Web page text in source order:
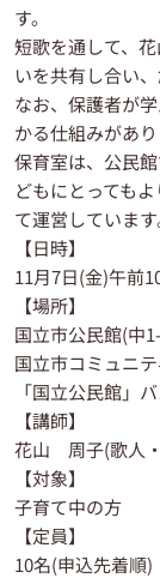
す。
短歌を通して、
いを共有し合い
なお、保護者が
かる仕組みがあり
保育室は、公民
どもにとっても
て運営しています
【日時】
11月7日(金)午前
【場所】
国立市公民館(
国立市コミュニ
「国立公民館」
【講師】
花山 周子(歌人
【対象】
子育て中の方
【定員】
10名(申込先着順)